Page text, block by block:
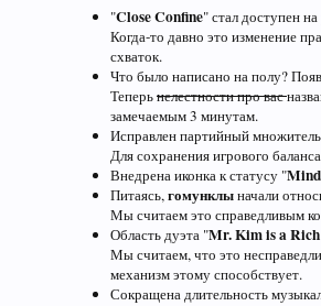
"Close Confine" стал доступен
Когда-то давно это изменение
схваток.
Что было написано на полу?
Теперьнелестности про вас
замечаемым 3 минутам.
Исправлен партийный
Для сохранения игрового
Внедрена иконка к статусу "
Питаясь,гомунклыначали
Мы считаем это справедливым
Область дуэта "Mr. Kim is a
Мы считаем, что это
механизм этому способствует.
Сокращена длительность